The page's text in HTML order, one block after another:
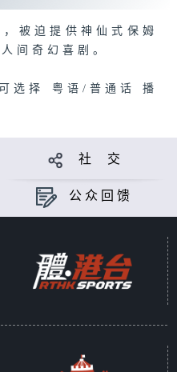
被迫提供神仙式保姆
间奇幻喜剧。
选择 粤语/普通话 播
社 交
公众回馈